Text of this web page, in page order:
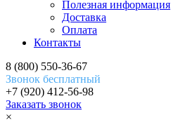
Полезная информация
Доставка
Оплата
Контакты
8 (800) 550-36-67
Звонок бесплатный
+7 (920) 412-56-98
Заказать звонок
×